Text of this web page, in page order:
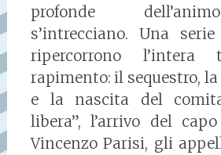
profonde
s’intrecciano. Una
ripercorrono l’intera
rapimento: il sequestro,
e la nascita del
libera”, l’arrivo del
Vincenzo Parisi, gli